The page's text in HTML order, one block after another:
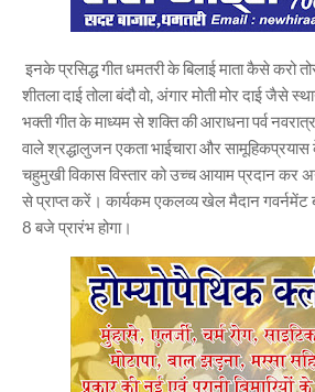
इनके प्रसिद्ध गीत धमतरी के बिलाई माता कैसे करो
शीतला दाई तोला बंदौ वो, अंगार मोती मोर दाई जैसे
भक्ती गीत के माध्यम से शक्ति की आराधना पर्व
वाले श्रद्धालुजन एकता भाईचारा और
चहुमुखी विकास विस्तार को उच्च आयाम प्रदान कर
से प्राप्त करें। कार्यकम एकलव्य खेल मैदान गवर्नमेंट
8 बजे प्रारंभ होगा।